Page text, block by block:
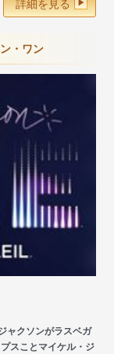
詳細を見る
・ワン
ャクソンがラスベガ
スことマイケル・ジ